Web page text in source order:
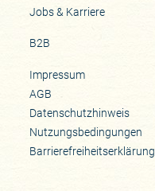
Jobs & Karriere
B2B
Impressum
AGB
Datenschutzhinweis
Nutzungsbedingungen
Barrierefreiheitserklärung